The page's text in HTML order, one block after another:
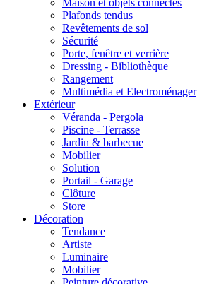
Maison et objets connectés
Plafonds tendus
Revêtements de sol
Sécurité
Porte, fenêtre et verrière
Dressing - Bibliothèque
Rangement
Multimédia et Electroménager
Extérieur
Véranda - Pergola
Piscine - Terrasse
Jardin & barbecue
Mobilier
Solution
Portail - Garage
Clôture
Store
Décoration
Tendance
Artiste
Luminaire
Mobilier